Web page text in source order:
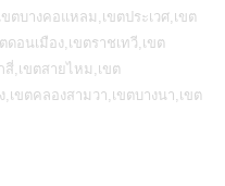
ตบางคอแหลม,เขตประเวศ,เขต
อนเมือง,เขตราชเทวี,เขต
,เขตสายไหม,เขต
เขตคลองสามวา,เขตบางนา,เขต